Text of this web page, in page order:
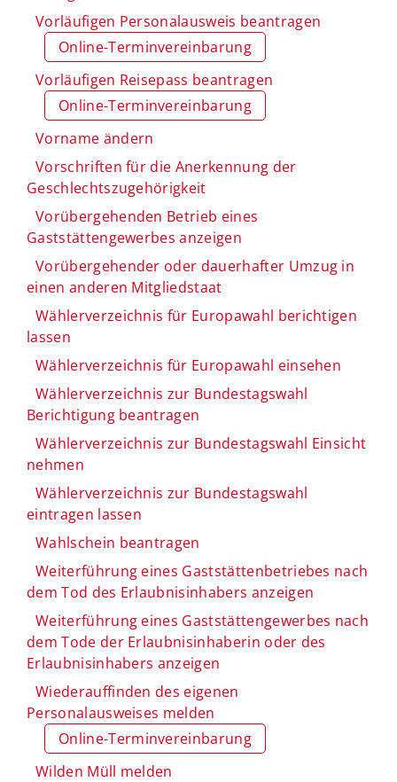
Vorläufigen Personalausweis beantragen
Online-Terminvereinbarung
Vorläufigen Reisepass beantragen
Online-Terminvereinbarung
Vorname ändern
Vorschriften für die Anerkennung der
Geschlechtszugehörigkeit
Vorübergehenden Betrieb eines
Gaststättengewerbes anzeigen
Vorübergehender oder dauerhafter Umzug in
einen anderen Mitgliedstaat
Wählerverzeichnis für Europawahl berichtigen
lassen
Wählerverzeichnis für Europawahl einsehen
Wählerverzeichnis zur Bundestagswahl
Berichtigung beantragen
Wählerverzeichnis zur Bundestagswahl Einsicht
nehmen
Wählerverzeichnis zur Bundestagswahl
eintragen lassen
Wahlschein beantragen
Weiterführung eines Gaststättenbetriebes nach
dem Tod des Erlaubnisinhabers anzeigen
Weiterführung eines Gaststättengewerbes nach
dem Tode der Erlaubnisinhaberin oder des
Erlaubnisinhabers anzeigen
Wiederauffinden des eigenen
Personalausweises melden
Online-Terminvereinbarung
Wilden Müll melden